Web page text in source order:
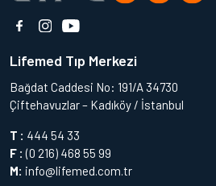
Lifemed Tıp Merkezi
Bağdat Caddesi No: 191/A 34730
Çiftehavuzlar – Kadıköy / İstanbul
T : 444 54 33
F : (0 216) 468 55 99
M: info@lifemed.com.tr